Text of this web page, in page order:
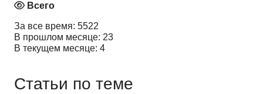
Всего
За все время: 5522
В прошлом месяце: 23
В текущем месяце: 4
Статьи по теме